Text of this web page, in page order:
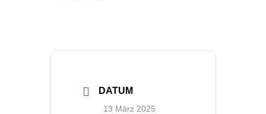
DATUM
13 März 2025